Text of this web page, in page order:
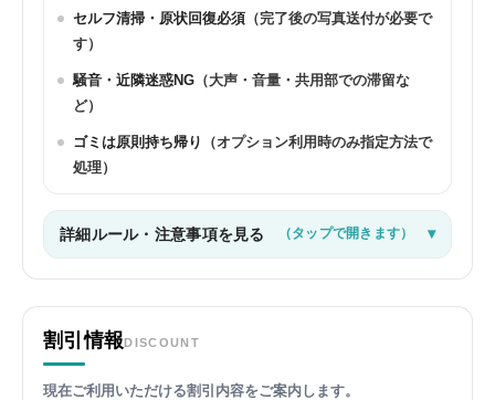
セルフ清掃・原状回復必須 （完了後の写真送付が必要で
す）
騒音・近隣迷惑NG （大声・音量・共用部での滞留な
ど）
ゴミは原則持ち帰り
（オプション利用時のみ指定方法で
処理）
詳細ルール・注意事項を見る （タップで開きます）
割引情報DISCOUNT
現在ご利用いただける割引内容をご案内します。